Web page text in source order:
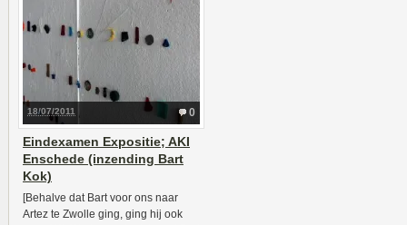
0
18/07/2011
Eindexamen Expositie; AKI
Enschede (inzending Bart
Kok)
[Behalve dat Bart voor ons naar
Artez te Zwolle ging, ging hij ook